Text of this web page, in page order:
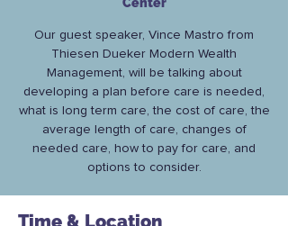
Our guest speaker, Vince Mastro from
Thiesen Dueker Modern Wealth
Management, will be talking about
developing a plan before care is needed,
what is long term care, the cost of care, the
average length of care, changes of
needed care, how to pay for care, and
options to consider.
Time & Location